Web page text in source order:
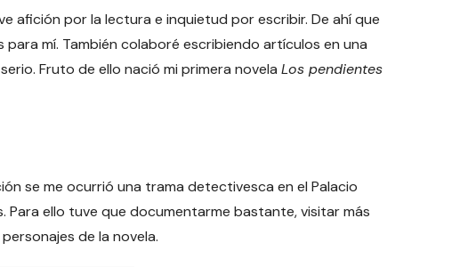
afición por la lectura e inquietud por escribir. De ahí que
mí. También colaboré escribiendo artículos en una
Fruto de ello nació mi primera novela Los pendientes
se me ocurrió una trama detectivesca en el Palacio
Para ello tuve que documentarme bastante, visitar más
de la novela.